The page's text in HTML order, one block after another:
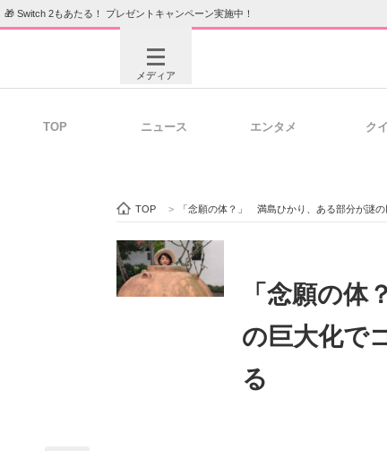
🎁 Switch 2もあたる！ プレゼントキャンペーン実施中！
メディア
ビジネスと働き方のヒント
ITエンジニア向け専門サイト 企業向
TOP ニュース エンタメ ク
TOP > 「念願の体？」 満島ひかり、ある部分が謎
「念願の
の巨大化で
る